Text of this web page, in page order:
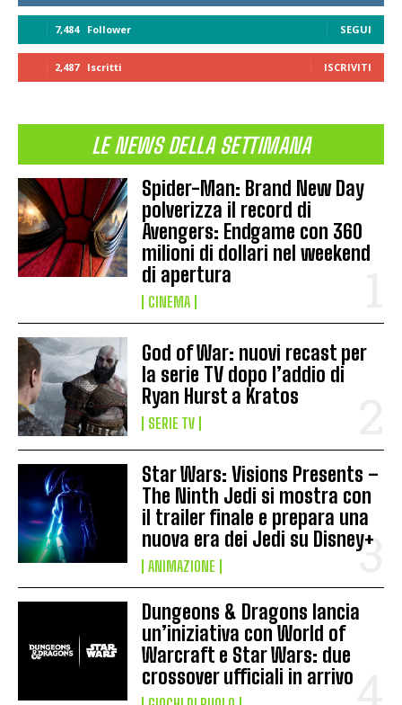
7,484 Follower SEGUI
2,487 Iscritti ISCRIVITI
LE NEWS DELLA SETTIMANA
Spider-Man: Brand New Day
polverizza il record di
Avengers: Endgame con 360
milioni di dollari nel weekend
di apertura
CINEMA
God of War: nuovi recast per
la serie TV dopo l’addio di
Ryan Hurst a Kratos
SERIE TV
Star Wars: Visions Presents –
The Ninth Jedi si mostra con
il trailer finale e prepara una
nuova era dei Jedi su Disney+
ANIMAZIONE
Dungeons & Dragons lancia
un’iniziativa con World of
Warcraft e Star Wars: due
crossover ufficiali in arrivo